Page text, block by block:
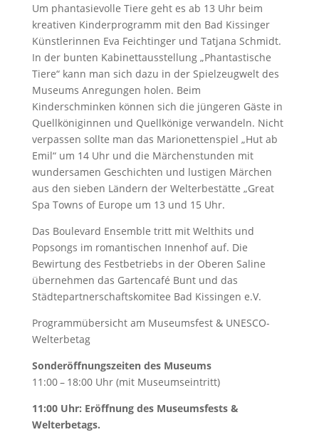
Um phantasievolle Tiere geht es ab 13 Uhr beim
kreativen Kinderprogramm mit den Bad Kissinger
Künstlerinnen Eva Feichtinger und Tatjana Schmidt.
In der bunten Kabinettausstellung „Phantastische
Tiere“ kann man sich dazu in der Spielzeugwelt des
Museums Anregungen holen. Beim
Kinderschminken können sich die jüngeren Gäste in
Quellköniginnen und Quellkönige verwandeln. Nicht
verpassen sollte man das Marionettenspiel „Hut ab
Emil“ um 14 Uhr und die Märchenstunden mit
wundersamen Geschichten und lustigen Märchen
aus den sieben Ländern der Welterbestätte „Great
Spa Towns of Europe um 13 und 15 Uhr.
Das Boulevard Ensemble tritt mit Welthits und
Popsongs im romantischen Innenhof auf. Die
Bewirtung des Festbetriebs in der Oberen Saline
übernehmen das Gartencafé Bunt und das
Städtepartnerschaftskomitee Bad Kissingen e.V.
Programmübersicht am Museumsfest & UNESCO-
Welterbetag
Sonderöffnungszeiten des Museums
11:00 – 18:00 Uhr (mit Museumseintritt)
11:00 Uhr: Eröffnung des Museumsfests &
Welterbetags.